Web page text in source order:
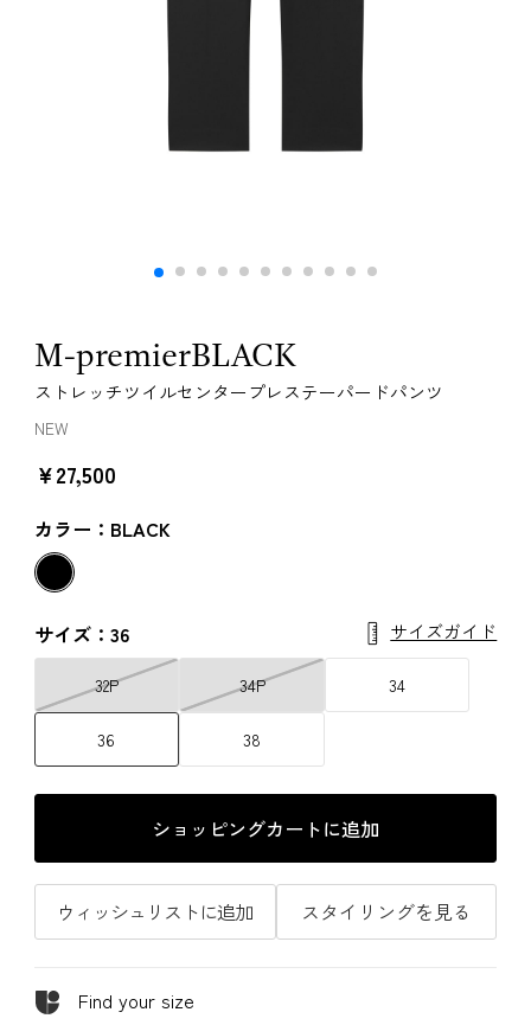
M-premierBLACK
ストレッチツイルセンタープレステーパードパンツ
NEW
￥27,500
カラー：BLACK
サイズ：36 サイズガイド
32P 34P 34
36 38
ショッピングカートに追加
ウィッシュリストに追加 スタイリングを見る
Find your size